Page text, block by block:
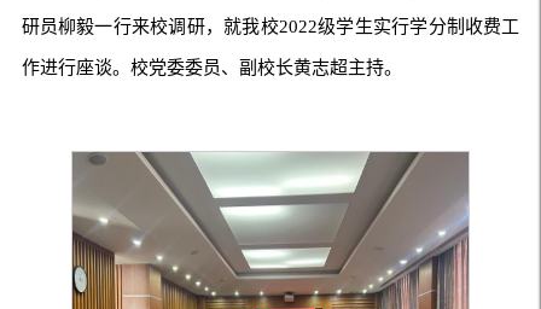
研员柳毅一行来校调研，就我校2022级学生实行学分制收费工
作进行座谈。校党委委员、副校长黄志超主持。